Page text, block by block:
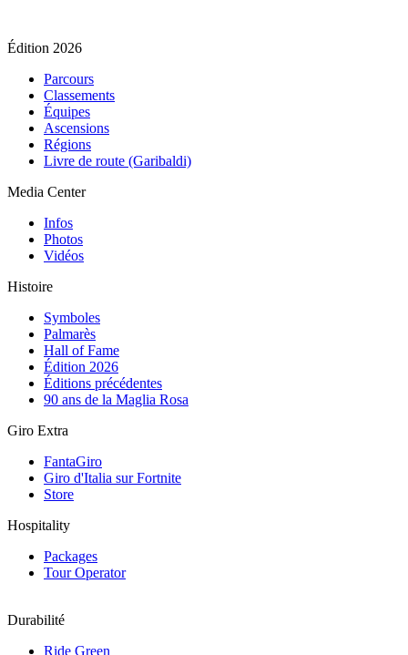
Édition 2026
Parcours
Classements
Équipes
Ascensions
Régions
Livre de route (Garibaldi)
Media Center
Infos
Photos
Vidéos
Histoire
Symboles
Palmarès
Hall of Fame
Édition 2026
Éditions précédentes
90 ans de la Maglia Rosa
Giro Extra
FantaGiro
Giro d'Italia sur Fortnite
Store
Hospitality
Packages
Tour Operator
Durabilité
Ride Green